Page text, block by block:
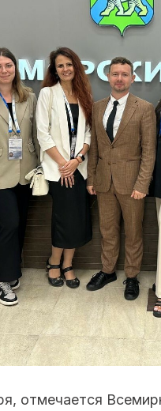
отмечается